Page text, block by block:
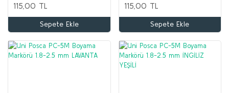
115,00 TL
Sepete Ekle
115,00 TL
Sepete Ekle